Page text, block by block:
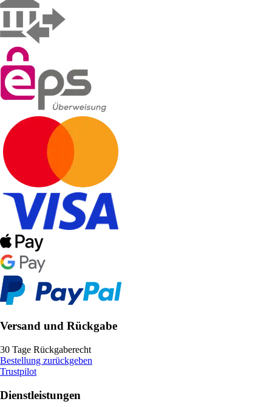
Versand und Rückgabe
30 Tage Rückgaberecht
Bestellung zurückgeben
Trustpilot
Dienstleistungen